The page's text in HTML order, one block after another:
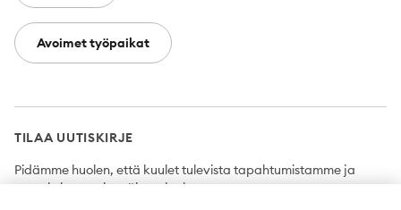
Avoimet työpaikat
TILAA UUTISKIRJE
Pidämme huolen, että kuulet tulevista tapahtumistamme ja
uutuuksista ensimmäisten joukossa.